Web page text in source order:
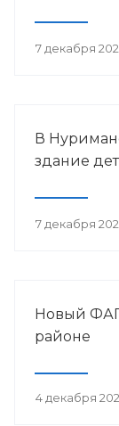
7 декабря
В
здание
7 декабря
Новый
районе
4 декабря